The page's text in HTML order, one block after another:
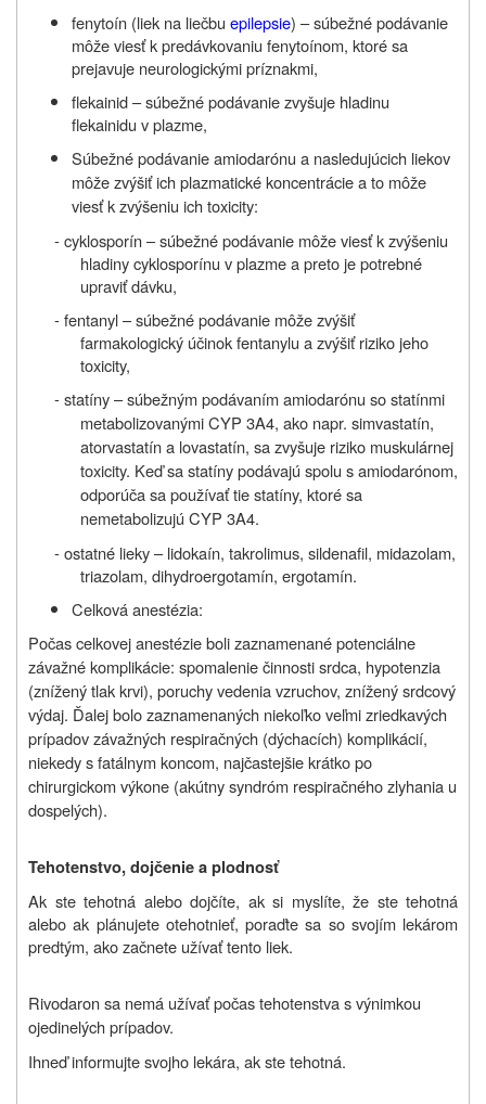
fenytoín (liek na liečbu epilepsie) – súbežné podávanie
môže viesť k predávkovaniu fenytoínom, ktoré sa
prejavuje neurologickými príznakmi,
flekainid – súbežné podávanie zvyšuje hladinu
flekainidu v plazme,
Súbežné podávanie amiodarónu a nasledujúcich liekov
môže zvýšiť ich plazmatické koncentrácie a to môže
viesť k zvýšeniu ich toxicity:
- cyklosporín – súbežné podávanie môže viesť k zvýšeniu
hladiny cyklosporínu v plazme a preto je potrebné
upraviť dávku,
- fentanyl – súbežné podávanie môže zvýšiť
farmakologický účinok fentanylu a zvýšiť riziko jeho
toxicity,
- statíny –súbežným podávaním amiodarónu so statínmi
metabolizovanými CYP 3A4, ako napr. simvastatín,
atorvastatín a lovastatín, sa zvyšuje riziko muskulárnej
toxicity. Keď sa statíny podávajú spolu s amiodarónom,
odporúča sa používať tie statíny, ktoré sa
nemetabolizujú CYP 3A4.
- ostatné lieky – lidokaín, takrolimus, sildenafil, midazolam,
triazolam, dihydroergotamín, ergotamín.
Celková anestézia:
Počas celkovej anestézie boli zaznamenané potenciálne
závažné komplikácie: spomalenie činnosti srdca, hypotenzia
(znížený tlak krvi), poruchy vedenia vzruchov, znížený srdcový
výdaj. Ďalej bolo zaznamenaných niekoľko veľmi zriedkavých
prípadov závažných respiračných (dýchacích) komplikácií,
niekedy s fatálnym koncom, najčastejšie krátko po
chirurgickom výkone (akútny syndróm respiračného zlyhania u
dospelých).
Tehotenstvo, dojčenie a plodnosť
Ak ste tehotná alebo dojčíte, ak si myslíte, že ste tehotná
alebo ak plánujete otehotnieť, poraďte sa so svojím lekárom
predtým, ako začnete užívať tento liek.
Rivodaron sa nemá užívať počas tehotenstva s výnimkou
ojedinelých prípadov.
Ihneď informujte svojho lekára, ak ste tehotná.